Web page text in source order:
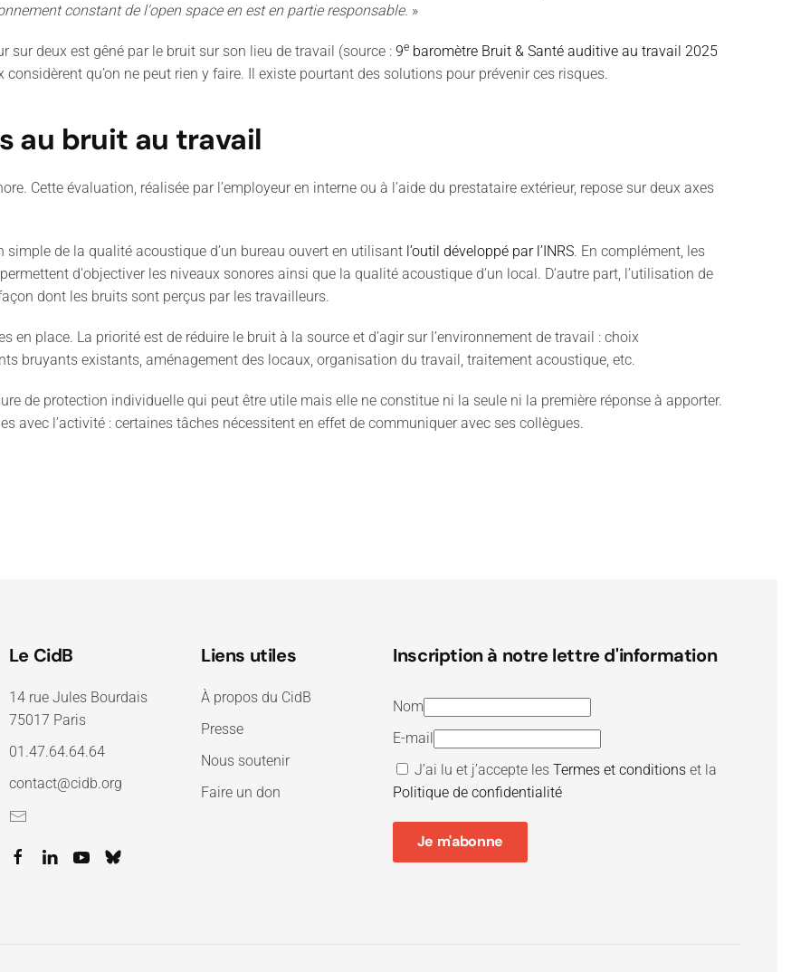
constant de l'open space en est en partie responsable. »
sur deux est gêné par le bruit sur son lieu de travail (source : 9e baromètre Bruit & Santé auditive au travail 2025
considèrent qu’on ne peut rien y faire. Il existe pourtant des solutions pour prévenir ces risques.
au bruit au travail
Cette évaluation, réalisée par l’employeur en interne ou à l’aide du prestataire extérieur, repose sur deux axes
simple de la qualité acoustique d’un bureau ouvert en utilisant l’outil développé par l’INRS. En complément, les
d'objectiver les niveaux sonores ainsi que la qualité acoustique d’un local. D’autre part, l’utilisation de
dont les bruits sont perçus par les travailleurs.
en place. La priorité est de réduire le bruit à la source et d’agir sur l’environnement de travail : choix
bruyants existants, aménagement des locaux, organisation du travail, traitement acoustique, etc.
de protection individuelle qui peut être utile mais elle ne constitue ni la seule ni la première réponse à apporter.
avec l’activité : certaines tâches nécessitent en effet de communiquer avec ses collègues.
Le CidB
14 rue Jules Bourdais
75017 Paris
01.47.64.64.64
contact@cidb.org
Liens utiles
À propos du CidB
Presse
Nous soutenir
Faire un don
Inscription à notre lettre d'information
Nom
E-mail
J’ai lu et j’accepte lesTermes et conditions et la
Politique de confidentialité
Je m'abonne